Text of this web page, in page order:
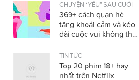
CHUYỆN “YÊU” SAU CƯỚI
369+ cách quan hệ
tăng khoái cảm và kéo
dài cuộc vui không thể
2023
TIN TỨC
Top 20 phim 18+ hay
nhất trên Netflix